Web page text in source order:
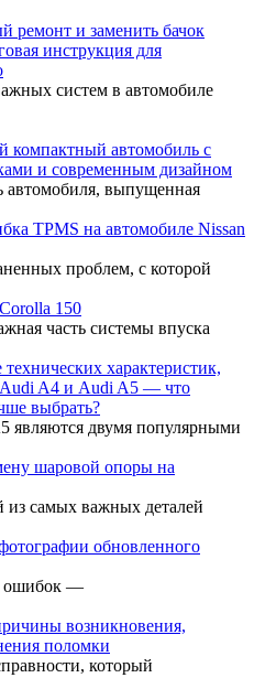
ремонт и заменить бачок
инструкция для
систем в автомобиле
автомобиль с
и современным дизайном
автомобиля, выпущенная
TPMS на автомобиле Nissan
проблем, с которой
150
часть системы впуска
характеристик,
Audi A4 и Audi A5 — что
выбрать?
двумя популярными
шаровой опоры на
из самых важных деталей
обновленного
ошибок —
возникновения,
поломки
который